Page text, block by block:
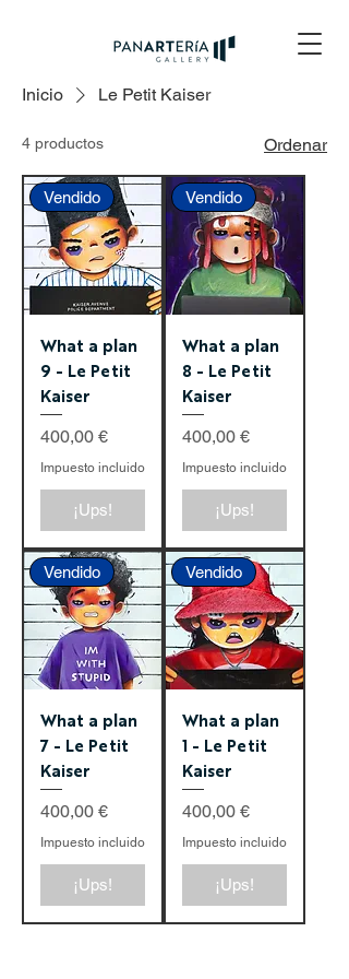
Inicio Le Petit Kaiser
4 productos Ordenar
Vendido
What a plan
9 - Le Petit
Kaiser
Precio
400,00 €
Impuesto incluido
¡Ups!
Vendido
What a plan
8 - Le Petit
Kaiser
Precio
400,00 €
Impuesto incluido
¡Ups!
Vendido
What a plan
7 - Le Petit
Kaiser
Precio
400,00 €
Impuesto incluido
¡Ups!
Vendido
What a plan
1 - Le Petit
Kaiser
Precio
400,00 €
Impuesto incluido
¡Ups!